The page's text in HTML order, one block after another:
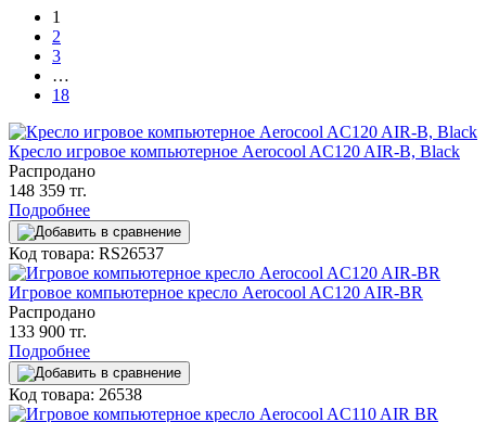
1
2
3
…
18
Кресло игровое компьютерное Aerocool AC120 AIR-B, Black
Распродано
148 359 тг.
Подробнее
Код товара: RS26537
Игровое компьютерное кресло Aerocool AC120 AIR-BR
Распродано
133 900 тг.
Подробнее
Код товара: 26538